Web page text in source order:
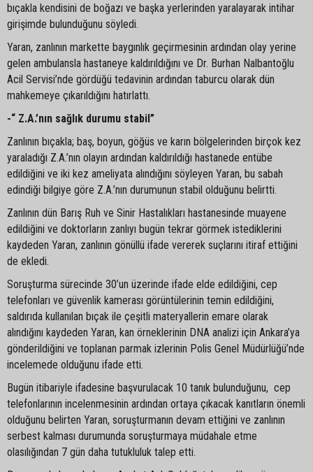
bıçakla kendisini de boğazı ve başka yerlerinden yaralayarak intihar
girişimde bulunduğunu söyledi.
Yaran, zanlının markette baygınlık geçirmesinin ardından olay yerine
gelen ambulansla hastaneye kaldırıldığını ve Dr. Burhan Nalbantoğlu
Acil Servisi’nde gördüğü tedavinin ardından taburcu olarak dün
mahkemeye çıkarıldığını hatırlattı.
-“ Z.A.’nın sağlık durumu stabil”
Zanlının bıçakla; baş, boyun, göğüs ve karın bölgelerinden birçok kez
yaraladığı Z.A.’nın olayın ardından kaldırıldığı hastanede entübe
edildiğini ve iki kez ameliyata alındığını söyleyen Yaran, bu sabah
edindiği bilgiye göre Z.A.’nın durumunun stabil olduğunu belirtti.
Zanlının dün Barış Ruh ve Sinir Hastalıkları hastanesinde muayene
edildiğini ve doktorların zanlıyı bugün tekrar görmek istediklerini
kaydeden Yaran, zanlının gönüllü ifade vererek suçlarını itiraf ettiğini
de ekledi.
Soruşturma sürecinde 30’un üzerinde ifade elde edildiğini, cep
telefonları ve güvenlik kamerası görüntülerinin temin edildiğini,
saldırıda kullanılan bıçak ile çeşitli materyallerin emare olarak
alındığını kaydeden Yaran, kan örneklerinin DNA analizi için Ankara’ya
gönderildiğini ve toplanan parmak izlerinin Polis Genel Müdürlüğü’nde
incelemede olduğunu ifade etti.
Bugün itibariyle ifadesine başvurulacak 10 tanık bulunduğunu, cep
telefonlarının incelenmesinin ardından ortaya çıkacak kanıtların önemli
olduğunu belirten Yaran, soruşturmanın devam ettiğini ve zanlının
serbest kalması durumunda soruşturmaya müdahale etme
olasılığından 7 gün daha tutukluluk talep etti.